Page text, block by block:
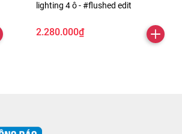
lighting 4 ô - #flushed edit
2.280.000₫